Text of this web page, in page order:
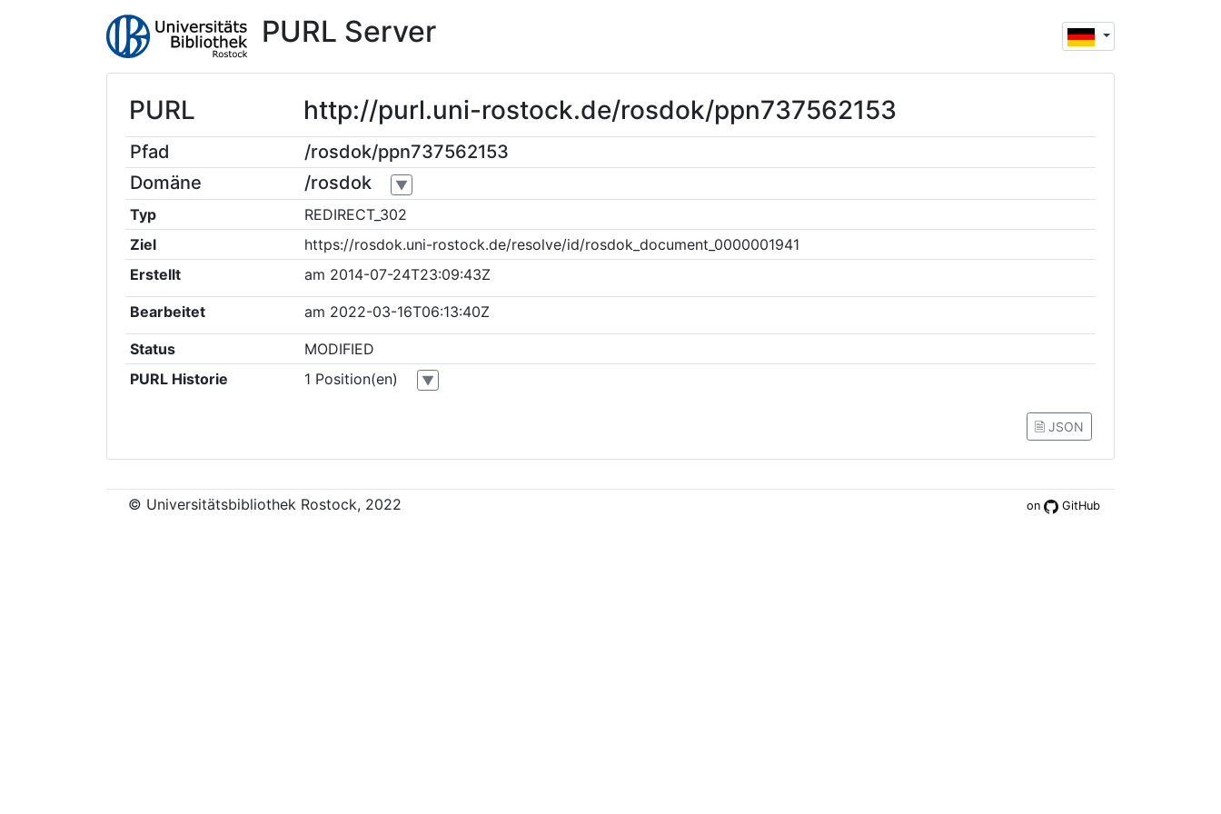
PURL Server
PURL http://purl.uni-rostock.de/rosdok/ppn737562153
Pfad
/rosdok/ppn737562153
Domäne
/rosdok ▼
Typ
REDIRECT_302
Ziel
https://rosdok.uni-rostock.de/resolve/id/rosdok_document_0000001941
Erstellt
am 2014-07-24T23:09:43Z
Bearbeitet am 2022-03-16T06:13:40Z
Status
MODIFIED
PURL Historie
1 Position(en) ▼
🗎 JSON
on GitHub
© Universitätsbibliothek Rostock, 2022